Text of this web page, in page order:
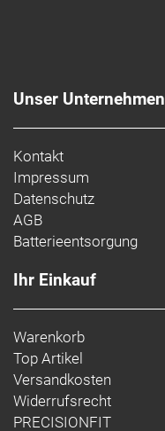
Unser Unternehmen
Kontakt
Impressum
Datenschutz
AGB
Batterieentsorgung
Ihr Einkauf
Warenkorb
Top Artikel
Versandkosten
Widerrufsrecht
PRECISIONFIT